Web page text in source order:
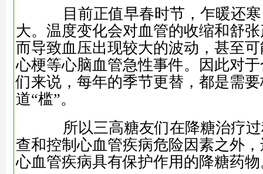
目前正值早春时节，乍暖还寒
大。温度变化会对血管的收缩和舒
而导致血压出现较大的波动，甚至
心梗等心脑血管急性事件。因此对
们来说，每年的季节更替，都是需
道“槛”。
所以三高糖友们在降糖治疗过
查和控制心血管疾病危险因素之外
心血管疾病具有保护作用的降糖药